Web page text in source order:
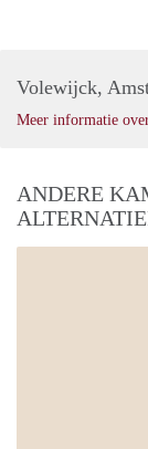
Volewijck,
Meer informatie
ANDERE